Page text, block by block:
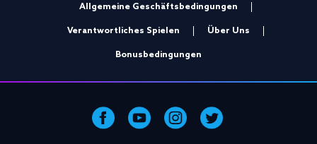
Allgemeine Geschäftsbedingungen
Verantwortliches Spielen Über Uns
Bonusbedingungen